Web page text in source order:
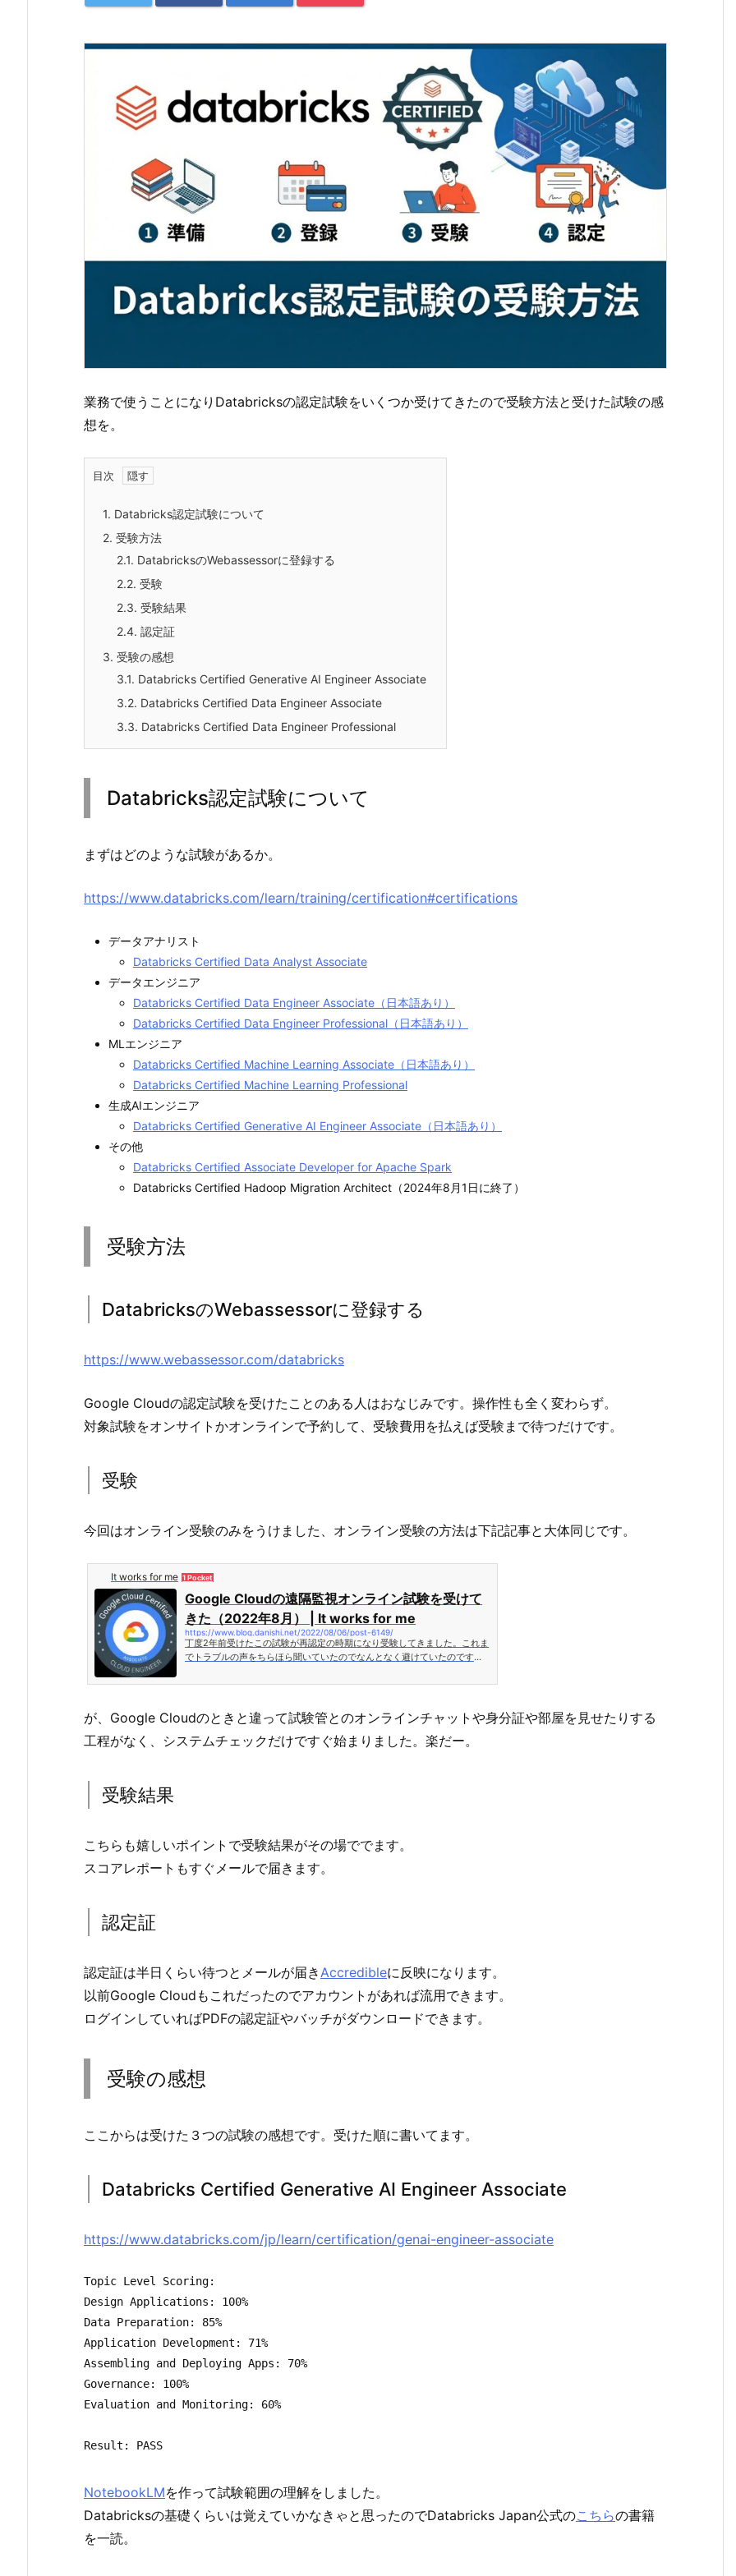
業務で使うことになりDatabricksの認定試験をいくつか受けてきたので受験方法と受けた試験の感
想を。
目次
1. Databricks認定試験について
2. 受験方法
2.1. DatabricksのWebassessorに登録する
2.2. 受験
2.3. 受験結果
2.4. 認定証
3. 受験の感想
3.1. Databricks Certified Generative AI Engineer Associate
3.2. Databricks Certified Data Engineer Associate
3.3. Databricks Certified Data Engineer Professional
Databricks認定試験について
まずはどのような試験があるか。
https://www.databricks.com/learn/training/certification#certifications
データアナリスト
Databricks Certified Data Analyst Associate
データエンジニア
Databricks Certified Data Engineer Associate（日本語あり）
Databricks Certified Data Engineer Professional（日本語あり）
MLエンジニア
Databricks Certified Machine Learning Associate（日本語あり）
Databricks Certified Machine Learning Professional
生成AIエンジニア
Databricks Certified Generative AI Engineer Associate（日本語あり）
その他
Databricks Certified Associate Developer for Apache Spark
Databricks Certified Hadoop Migration Architect（2024年8月1日に終了）
受験方法
DatabricksのWebassessorに登録する
https://www.webassessor.com/databricks
Google Cloudの認定試験を受けたことのある人はおなじみです。操作性も全く変わらず。
対象試験をオンサイトかオンラインで予約して、受験費用を払えば受験まで待つだけです。
受験
今回はオンライン受験のみをうけました、オンライン受験の方法は下記記事と大体同じです。
It works for me 1 Pocket
Google Cloudの遠隔監視オンライン試験を受けて
きた（2022年8月） | It works for me
https://www.blog.danishi.net/2022/08/06/post-6149/
丁度2年前受けたこの試験が再認定の時期になり受験してきました。これま
でトラブルの声をちらほら聞いていたのでなんとなく避けていたのです
が、Google Cloudのときと違って試験管とのオンラインチャットや身分証や部屋を見せたりする
工程がなく、システムチェックだけですぐ始まりました。楽だー。
受験結果
こちらも嬉しいポイントで受験結果がその場ででます。
スコアレポートもすぐメールで届きます。
認定証
認定証は半日くらい待つとメールが届き Accredibleに反映になります。
以前Google Cloudもこれだったのでアカウントがあれば流用できます。
ログインしていればPDFの認定証やバッチがダウンロードできます。
受験の感想
ここからは受けた３つの試験の感想です。受けた順に書いてます。
Databricks Certified Generative AI Engineer Associate
https://www.databricks.com/jp/learn/certification/genai-engineer-associate
Topic Level Scoring:
Design Applications: 100%
Data Preparation: 85%
Application Development: 71%
Assembling and Deploying Apps: 70%
Governance: 100%
Evaluation and Monitoring: 60%
Result: PASS
NotebookLMを作って試験範囲の理解をしました。
Databricksの基礎くらいは覚えていかなきゃと思ったのでDatabricks Japan公式のこちらの書籍
を一読。